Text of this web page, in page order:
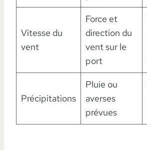
Vitesse du
vent
Force et
direction du
vent sur le
port
Précipitations
Pluie ou
averses
prévues